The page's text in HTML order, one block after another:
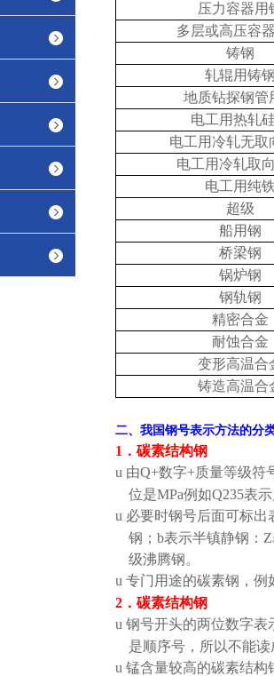
压力容器用
多层或高压容
铸钢
轧辊用铸钢
地质钻探钢管
电工用热轧
电工用冷轧无取
电工用冷轧取
电工用纯
超级
船用钢
桥梁钢
锅炉钢
钢轨钢
精密合金
耐蚀合金
变形高温合
铸造高温合
二、我国钢号表示方法的分
1 ．碳素结构钢
u 由Q+数字+质量等级符
位是MPa例如Q235表
u 必要时钢号后面可标出
钢；b表示半镇静钢： Z
级沸腾钢。
u 专门用途的碳素钢，例
2 ．碳素结构钢
u 钢号开头的两位数字表
是顺序号，所以不能读
u 锰含量较高的碳素结构